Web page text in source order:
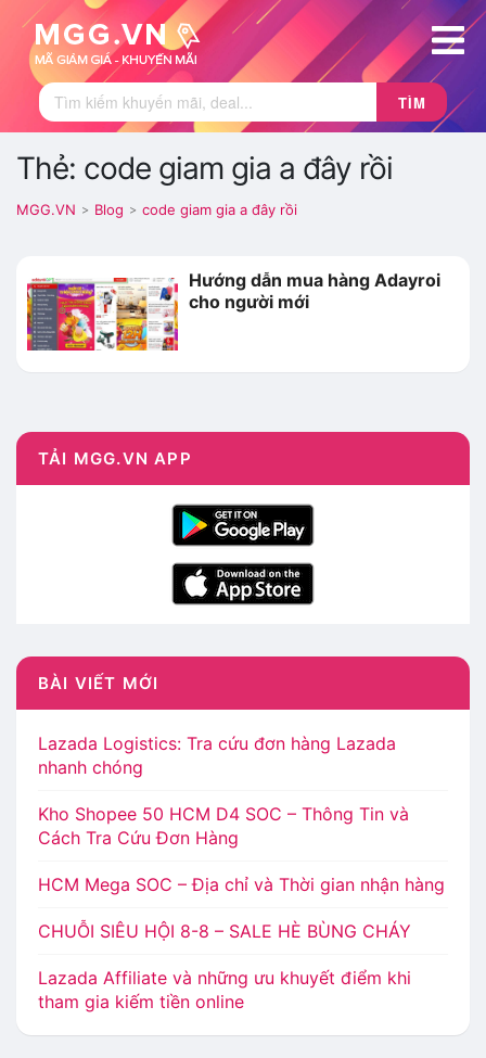
TÌM
Thẻ: code giam gia a đây rồi
MGG.VN > Blog > code giam gia a đây rồi
Hướng dẫn mua hàng Adayroi
cho người mới
TẢI MGG.VN APP
BÀI VIẾT MỚI
Lazada Logistics: Tra cứu đơn hàng Lazada
nhanh chóng
Kho Shopee 50 HCM D4 SOC – Thông Tin và
Cách Tra Cứu Đơn Hàng
HCM Mega SOC – Địa chỉ và Thời gian nhận hàng
CHUỖI SIÊU HỘI 8-8 – SALE HÈ BÙNG CHÁY
Lazada Affiliate và những ưu khuyết điểm khi
tham gia kiếm tiền online